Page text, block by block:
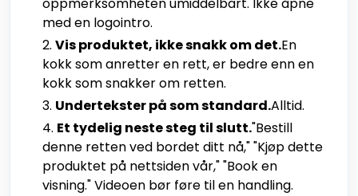
oppmerksomheten umiddelbart. Ikke åpne
med en logointro.
Vis produktet, ikke snakk om det.En
kokk som anretter en rett, er bedre enn en
kokk som snakker om retten.
Undertekster på som standard.Alltid.
Et tydelig neste steg til slutt."Bestill
denne retten ved bordet ditt nå," "Kjøp dette
produktet på nettsiden vår," "Book en
visning." Videoen bør føre til en handling.